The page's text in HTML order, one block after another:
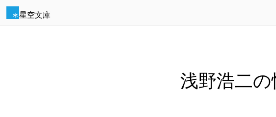
星空文庫
浅野浩二の